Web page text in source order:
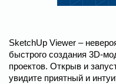
SketchUp Viewer –
быстрого создания 3D-
проектов. Открыв и
увидите приятный и